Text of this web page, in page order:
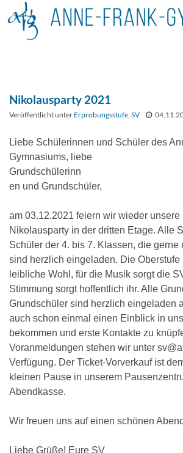
Nikolausparty 2021
Veröffentlicht unter Erprobungsstufe SV
Liebe Schülerinnen und Schüler des
Gymnasiums, liebe
Grundschülerinn
en und Grundschüler,
am 03.12.2021 feiern wir wieder unsere
Nikolausparty in der dritten Etage. Alle
Schüler der 4. bis 7. Klassen, die gerne
sind herzlich eingeladen. Die Oberstufe
leibliche Wohl, für die Musik sorgt die
Stimmung sorgt hoffentlich ihr. Alle
Grundschüler sind herzlich eingeladen
auch schon einmal einen Einblick in
bekommen und erste Kontakte zu
Voranmeldungen stehen wir unter
Verfügung. Der Ticket-Vorverkauf ist
kleinen Pause in unserem
Abendkasse.
Wir freuen uns auf einen schönen
Liebe Grüße! Eure SV